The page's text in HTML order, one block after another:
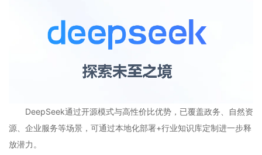
DeepSeek通过开源模式与高性价比优势，已覆盖政务、自然资
源、企业服务等场景，可通过本地化部署+行业知识库定制进一步释
放潜力。